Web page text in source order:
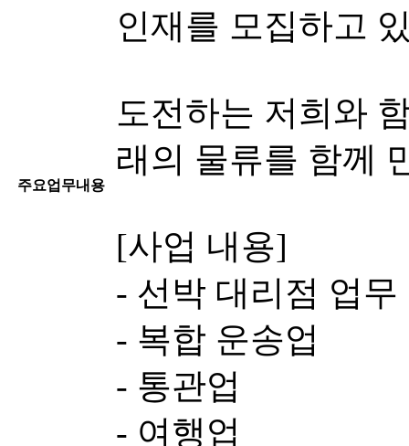
주요업무내용
인재를 모집하고
도전하는 저희와
래의 물류를 함께
[사업 내용]
- 선박 대리점 업무
- 복합 운송업
- 통관업
- 여행업